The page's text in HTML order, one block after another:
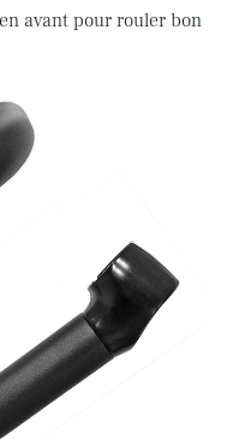
avant pour rouler bon